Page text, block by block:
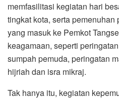
memfasilitasi kegiatan hari
tingkat kota, serta
yang masuk ke Pemkot
keagamaan, seperti
sumpah pemuda, peringatan
hijriah dan isra mikraj.
Tak hanya itu, kegiatan